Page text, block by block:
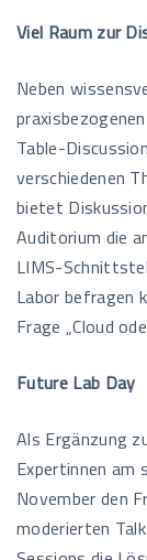
Viel Raum zur
Neben
Table-
verschiedenen
bietet
Auditorium die
LIMS-
Labor befragen
Frage „Cloud
Future Lab Day
Als Ergänzung
Expertinnen am
November den
moderierten